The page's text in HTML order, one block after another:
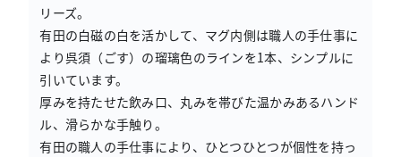
リーズ。
有田の白磁の白を活かして、マグ内側は職人の手仕事に
より呉須（ごす）の瑠璃色のラインを1本、シンプルに
引いています。
厚みを持たせた飲み口、丸みを帯びた温かみあるハンド
ル、滑らかな手触り。
有田の職人の手仕事により、ひとつひとつが個性を持っ